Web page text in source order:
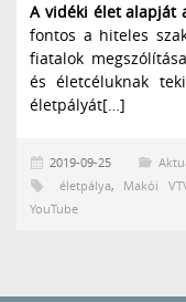
A vidéki élet alapját
fontos a hiteles
fiatalok
és életcéluknak
életpályát[…]
2019-09-25
életpálya, Makói
YouTube